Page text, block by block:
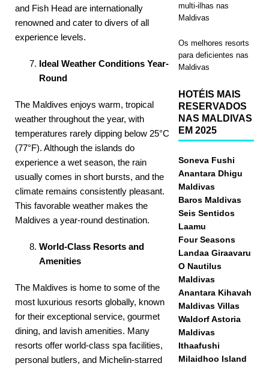
and Fish Head are internationally
renowned and cater to divers of all
experience levels.
Ideal Weather Conditions Year-
Round
The Maldives enjoys warm, tropical
weather throughout the year, with
temperatures rarely dipping below 25°C
(77°F). Although the islands do
experience a wet season, the rain
usually comes in short bursts, and the
climate remains consistently pleasant.
This favorable weather makes the
Maldives a year-round destination.
World-Class Resorts and
Amenities
The Maldives is home to some of the
most luxurious resorts globally, known
for their exceptional service, gourmet
dining, and lavish amenities. Many
resorts offer world-class spa facilities,
personal butlers, and Michelin-starred
multi-ilhas nas
Maldivas
Os melhores resorts
para deficientes nas
Maldivas
HOTÉIS MAIS
RESERVADOS
NAS MALDIVAS
EM 2025
Soneva Fushi
Anantara Dhigu
Maldivas
Baros Maldivas
Seis Sentidos
Laamu
Four Seasons
Landaa Giraavaru
O Nautilus
Maldivas
Anantara Kihavah
Maldivas Villas
Waldorf Astoria
Maldivas
Ithaafushi
Milaidhoo Island